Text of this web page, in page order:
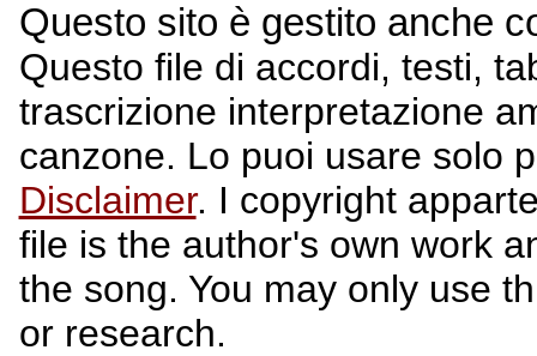
Questo sito è gestito anche
Questo file di accordi, testi,
trascrizione interpretazione
canzone. Lo puoi usare solo
Disclaimer. I copyright
file is the author's own work
the song. You may only use
or research.